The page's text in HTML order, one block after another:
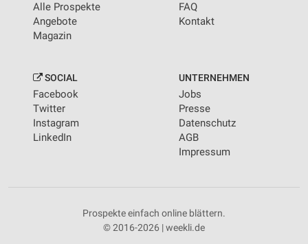
Alle Prospekte
Angebote
Magazin
FAQ
Kontakt
SOCIAL
Facebook
Twitter
Instagram
LinkedIn
UNTERNEHMEN
Jobs
Presse
Datenschutz
AGB
Impressum
Prospekte einfach online blättern.
© 2016-2026 | weekli.de